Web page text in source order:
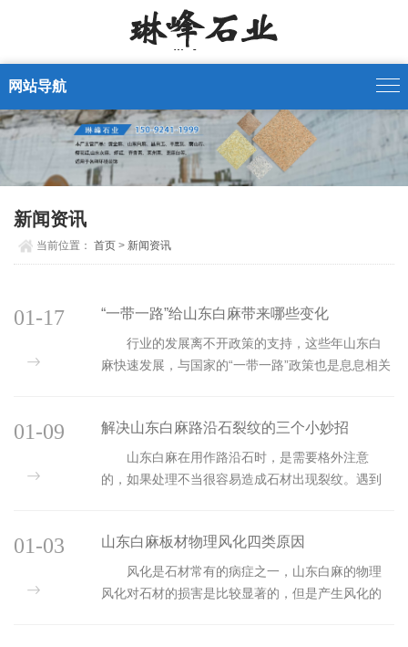
网站导航
新闻资讯
当前位置：首页 > 新闻资讯
“一带一路”给山东白麻带来哪些变化
行业的发展离不开政策的支持，这些年山东白
麻快速发展，与国家的“一带一路”政策也是息息相关
遇。今天小...
01-17
解决山东白麻路沿石裂纹的三个小妙招
山东白麻在用作路沿石时，是需要格外注意
的，如果处理不当很容易造成石材出现裂纹。遇到
01-09
山东白麻板材物理风化四类原因
风化是石材常有的病症之一，山东白麻的物理
风化对石材的损害是比较显著的，但是产生风化的
01-03